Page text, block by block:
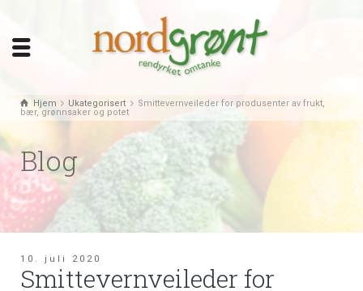
Hjem Ukategorisert
Smittevernveileder for produsenter av frukt,
bær, grønnsaker og potet
Blog
10. juli 2020
Smittevernveileder for